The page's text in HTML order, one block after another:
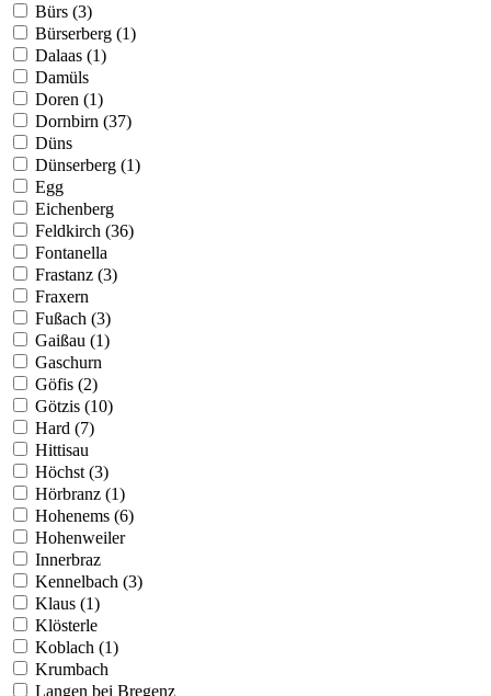
Bürs (3)
Bürserberg (1)
Dalaas (1)
Damüls
Doren (1)
Dornbirn (37)
Düns
Dünserberg (1)
Egg
Eichenberg
Feldkirch (36)
Fontanella
Frastanz (3)
Fraxern
Fußach (3)
Gaißau (1)
Gaschurn
Göfis (2)
Götzis (10)
Hard (7)
Hittisau
Höchst (3)
Hörbranz (1)
Hohenems (6)
Hohenweiler
Innerbraz
Kennelbach (3)
Klaus (1)
Klösterle
Koblach (1)
Krumbach
Langen bei Bregenz